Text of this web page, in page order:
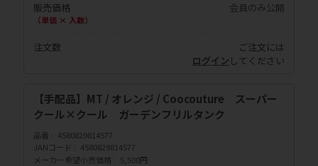
販売価格
（単価 × 入数）
会員のみ公開
注文数
ご注文には
ログイン してください
【手配品】MT / オレンジ / Coocouture スーパー
クール×クール ガーデンフリルタンク
品番
4580829814577
JANコード
4580829814577
メーカー希望小売価格
5,500円